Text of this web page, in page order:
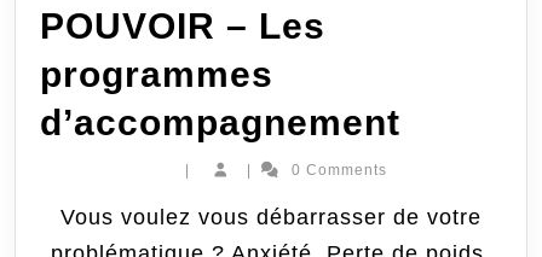
POUVOIR – Les
programmes
d’accompagnement
0 Comments
Vous voulez vous débarrasser de votre